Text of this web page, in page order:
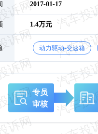
2017-01-17
1.4万元
动力驱动-变速箱
专员
审核